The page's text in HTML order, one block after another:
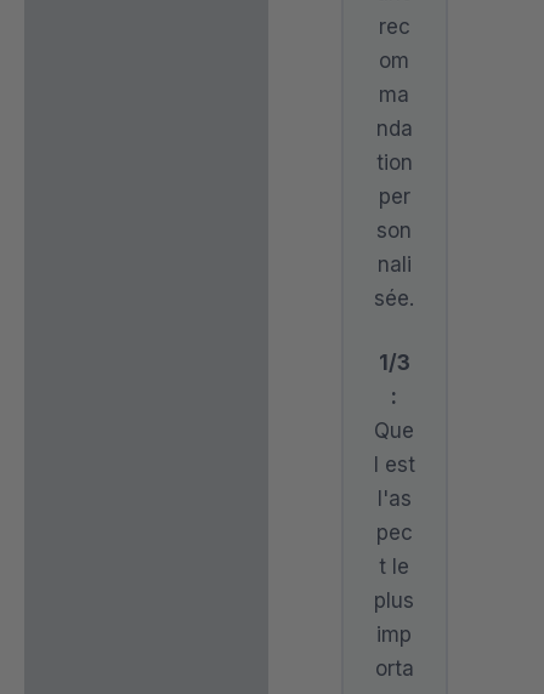
rec
om
ma
nda
tion
per
son
nali
sée.
1/3
:
Que
l est
l'as
pec
t le
plus
imp
orta